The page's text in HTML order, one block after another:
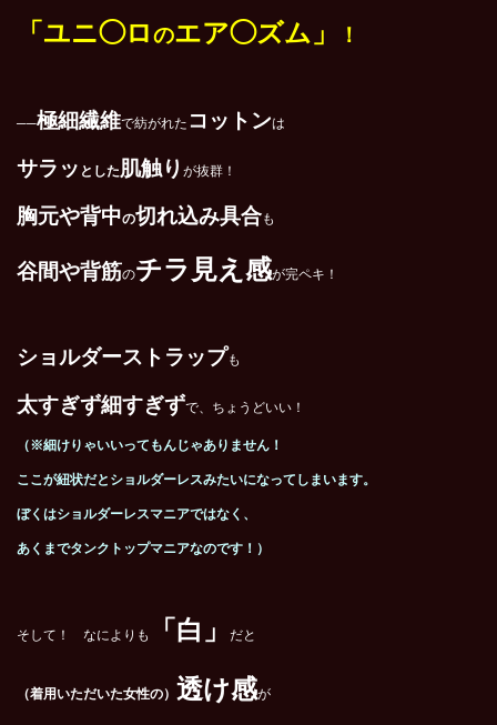
「ユニ◯ロのエア◯ズム」 ！
──極細繊維で紡がれた コットンは
サラッ とした 肌触り が抜群！
胸元や背中の切れ込み具合も
谷間や背筋のチラ見え感が完ペキ！
ショルダーストラップも
太すぎず細すぎずで、ちょうどいい！
（※細けりゃいいってもんじゃありません！
ここが紐状だとショルダーレスみたいになってしまいます。
ぼくはショルダーレスマニアではなく、
あくまでタンクトップマニアなのです！）
そして！ なによりも 「白」 だと
（着用いただいた女性の） 透け感が